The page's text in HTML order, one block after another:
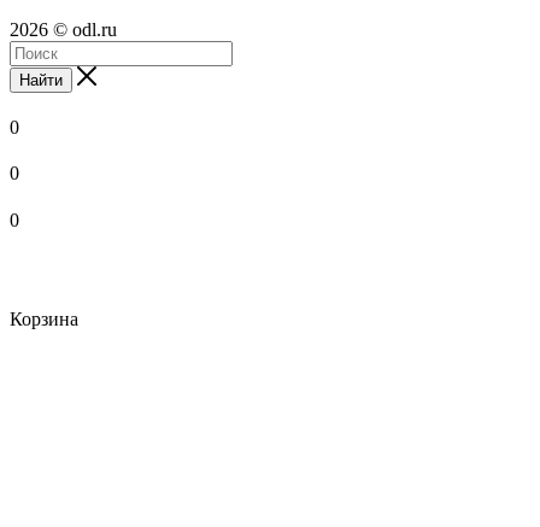
2026 © odl.ru
Найти
0
0
0
Корзина